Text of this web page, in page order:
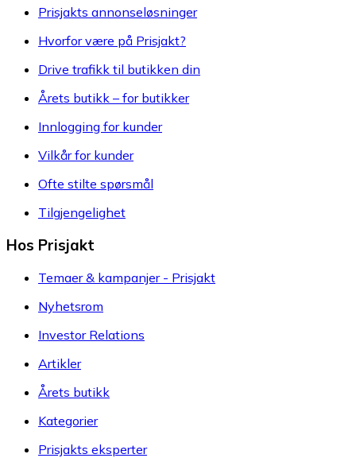
Prisjakts annonseløsninger
Hvorfor være på Prisjakt?
Drive trafikk til butikken din
Årets butikk – for butikker
Innlogging for kunder
Vilkår for kunder
Ofte stilte spørsmål
Tilgjengelighet
Hos Prisjakt
Temaer & kampanjer - Prisjakt
Nyhetsrom
Investor Relations
Artikler
Årets butikk
Kategorier
Prisjakts eksperter